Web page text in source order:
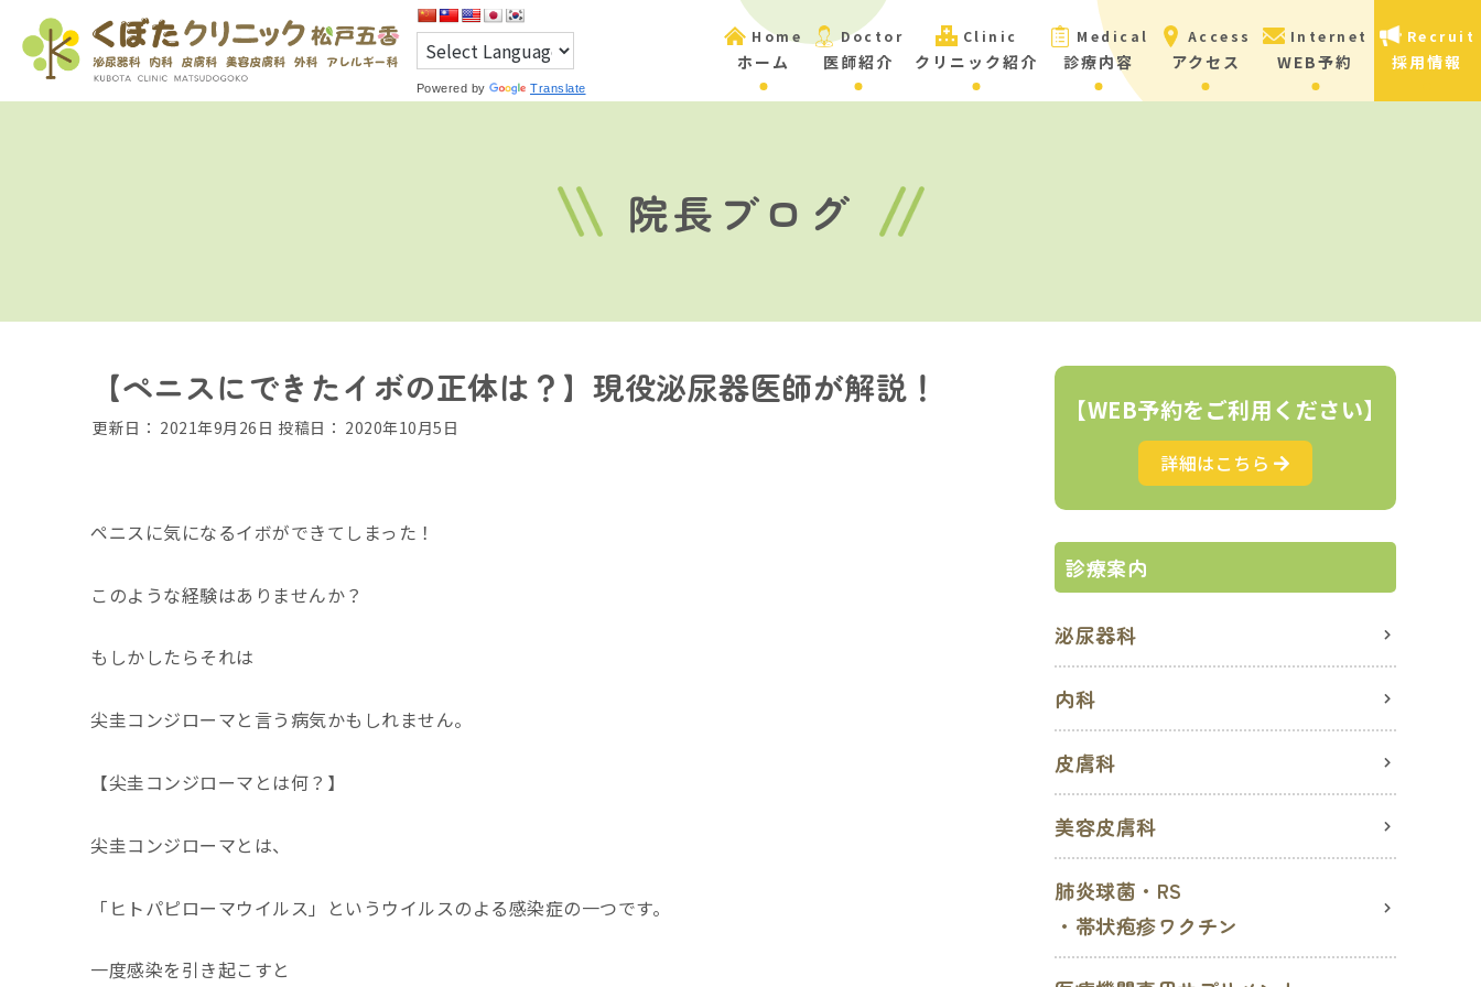
Powered by Translate
Home
ホーム
Doctor
医師紹介
Clinic
クリニック紹介
Medical
診療内容
Access
アクセス
Internet
WEB予約
Recruit
採用情報
院長ブログ
【ペニスにできたイボの正体は？】現役泌尿器医師が解説！
更新日： 2021年9月26日 投稿日： 2020年10月5日
ペニスに気になるイボができてしまった！
このような経験はありませんか？
もしかしたらそれは
尖圭コンジローマと言う病気かもしれません。
【尖圭コンジローマとは何？】
尖圭コンジローマとは、
「ヒトパピローマウイルス」というウイルスのよる感染症の一つです。
一度感染を引き起こすと
【WEB予約をご利用ください】
詳細はこちら
診療案内
泌尿器科
内科
皮膚科
美容皮膚科
肺炎球菌・RS
・帯状疱疹ワクチン